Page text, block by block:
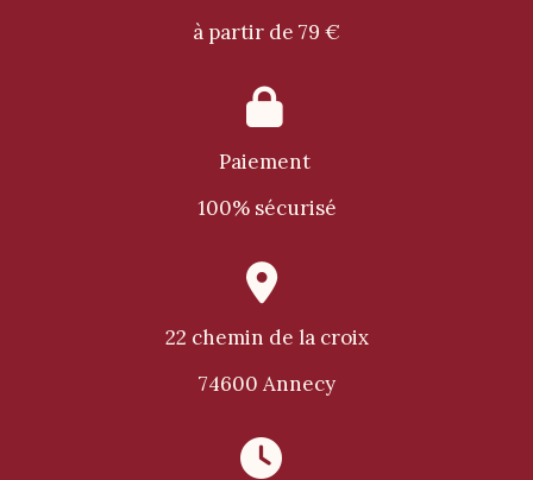
à partir de 79 €

Paiement
100% sécurisé

22 chemin de la croix
74600 Annecy
